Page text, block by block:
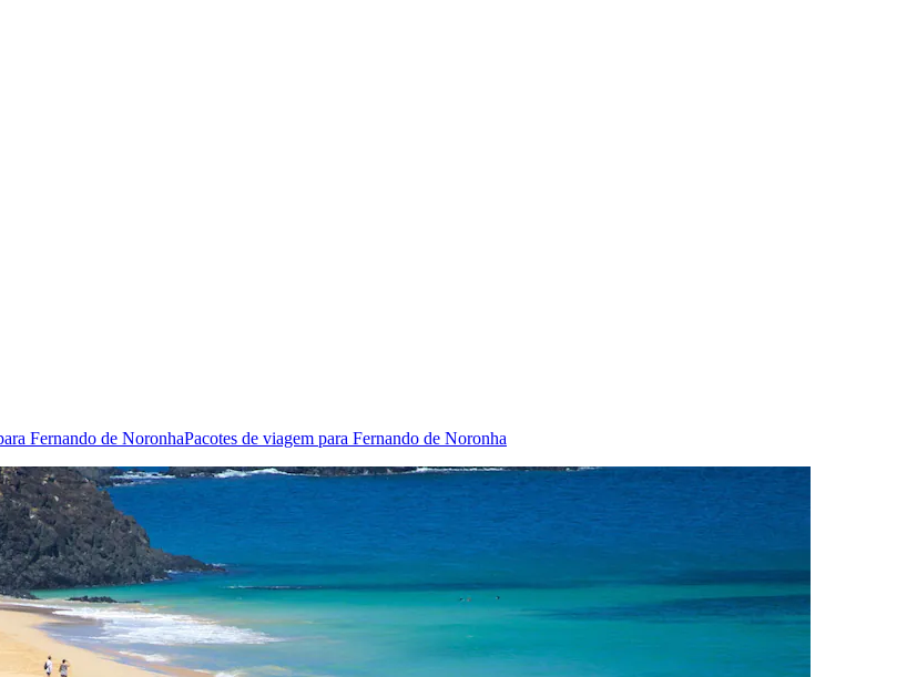
Fernando de NoronhaPacotes de viagem para Fernando de Noronha